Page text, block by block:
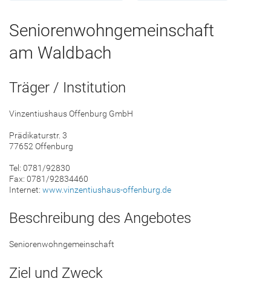
Seniorenwohngemeinschaft
am Waldbach
Träger / Institution
Vinzentiushaus Offenburg GmbH
Prädikaturstr. 3
77652 Offenburg
Tel: 0781/92830
Fax: 0781/92834460
Internet: www.vinzentiushaus-offenburg.de
Beschreibung des Angebotes
Seniorenwohngemeinschaft
Ziel und Zweck